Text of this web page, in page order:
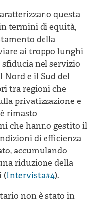
questa
termini di equità,
della
ai troppo lunghi
sfiducia nel servizio
e il Sud del
tra regioni che
privatizzazione e
rimasto
che hanno gestito il
di efficienza
accumulando
riduzione della
(Intervista#4).
non è stato in